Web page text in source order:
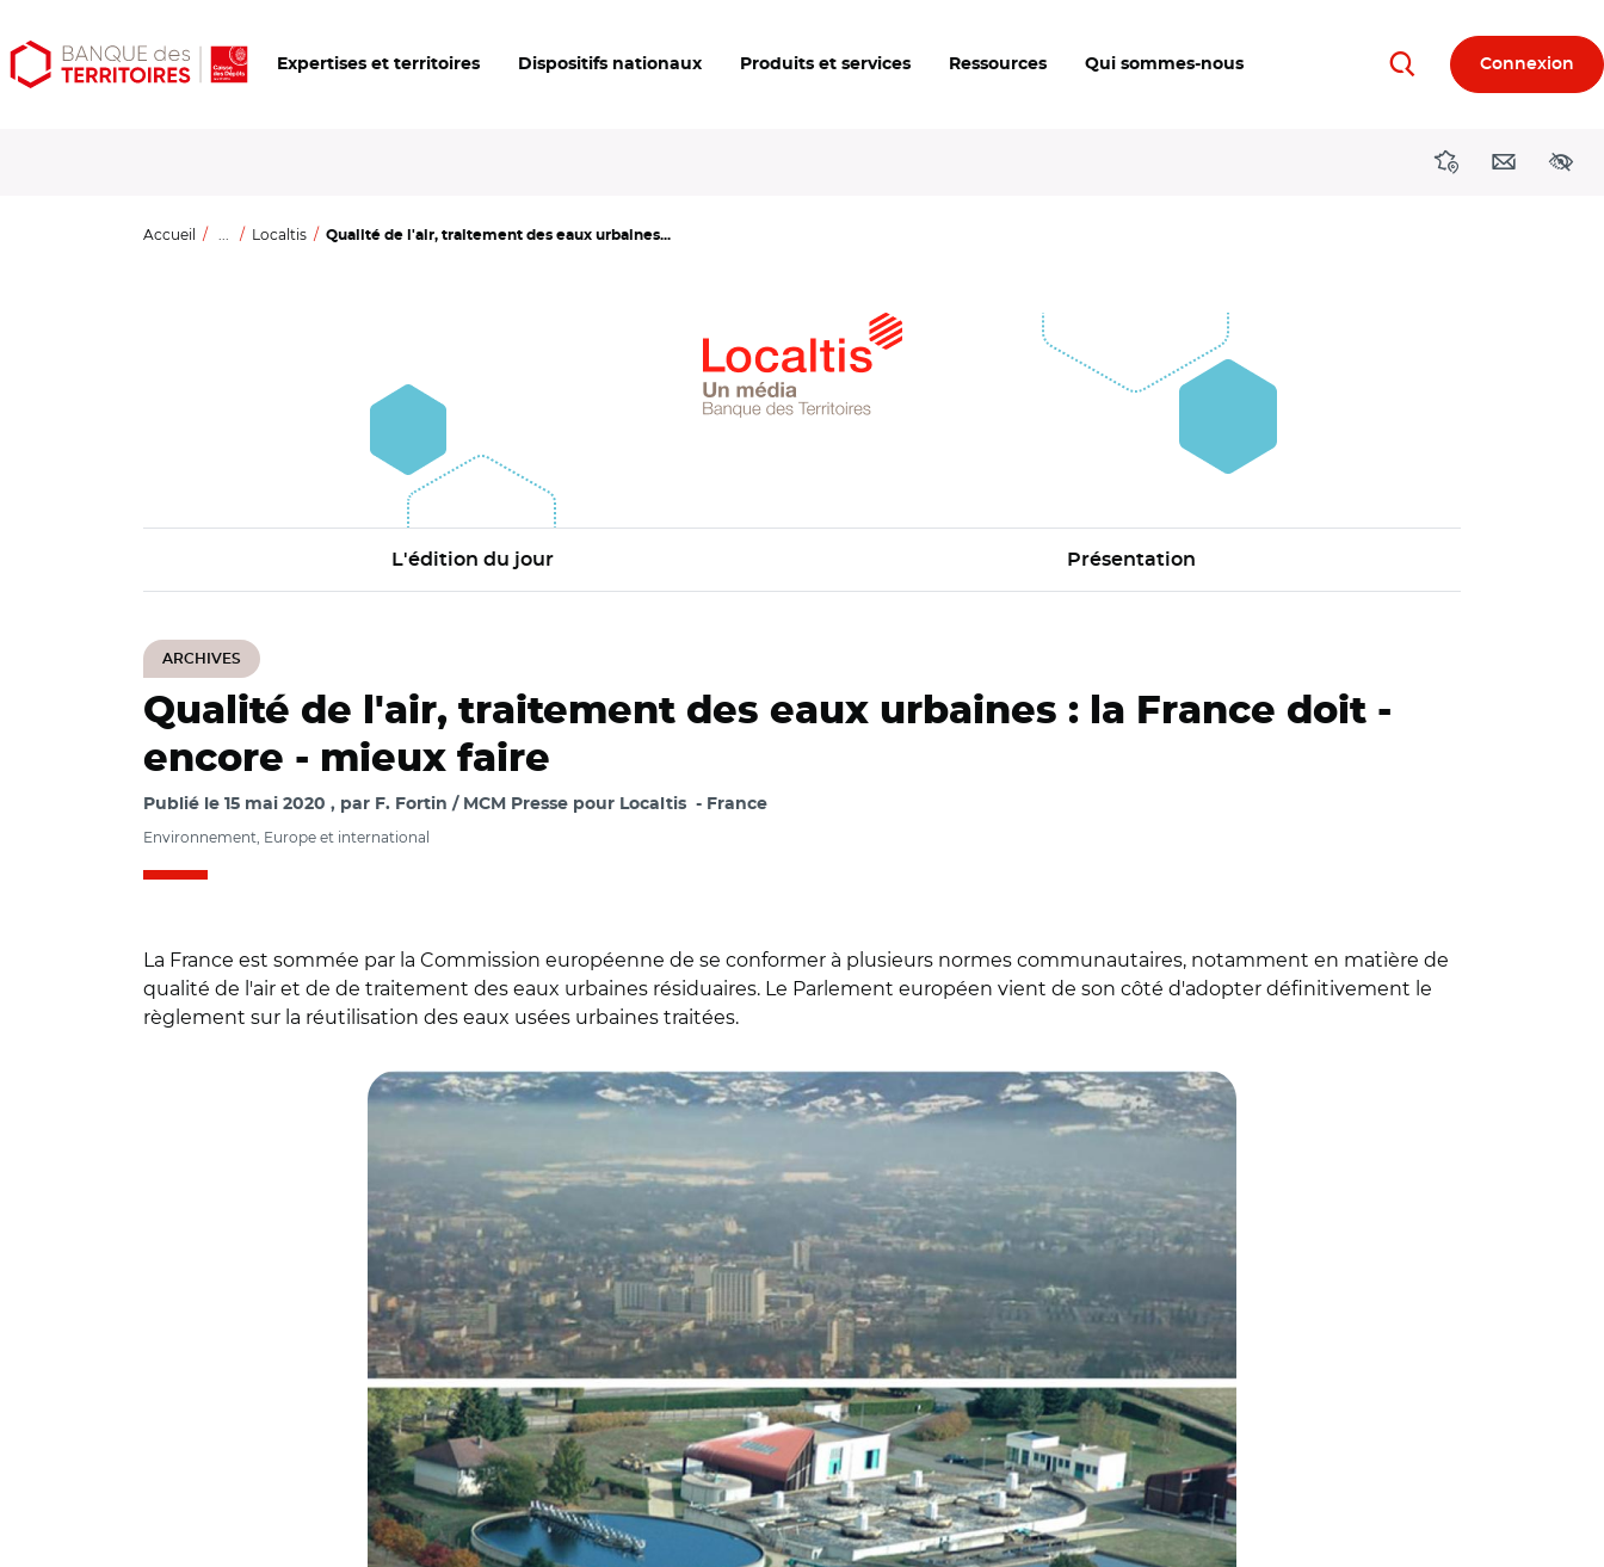
Aller
au
Aller
au
Ouvrir
les
Expertises et territoires Dispositifs nationaux Produits et services Ressources Qui sommes-nous RechercherConnexion
DirectionsContact
Accueil ... Localtis Qualité de l'air, traitement des eaux urbaines...
L'édition du jour Présentation
ARCHIVES
Qualité de l'air, traitement des eaux urbaines : la France doit -
encore - mieux faire
Publié le 15 mai 2020 par F. Fortin / MCM Presse pour Localtis France
Environnement, Europe et international
La France est sommée par la Commission européenne de se conformer à plusieurs normes communautaires, notamment en matière de
qualité de l'air et de de traitement des eaux urbaines résiduaires. Le Parlement européen vient de son côté d'adopter définitivement le
règlement sur la réutilisation des eaux usées urbaines traitées.